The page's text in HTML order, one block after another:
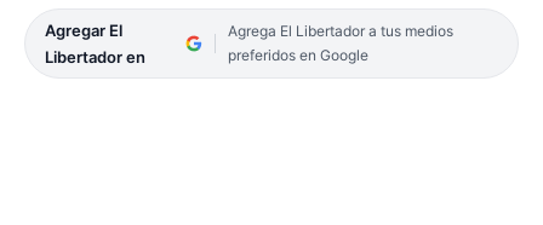
Agregar El
Libertador en
Agrega El Libertador a tus medios
preferidos en Google